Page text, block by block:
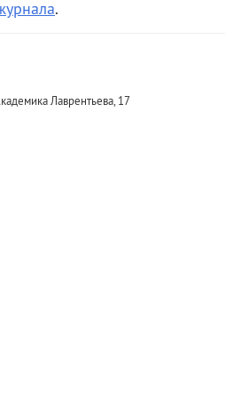
.
Лаврентьева, 17